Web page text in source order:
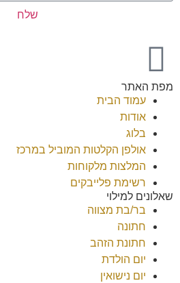
שלח
מפת האתר
עמוד הבית
אודות
בלוג
אולפן הקלטות המוביל במרכז
המלצות מלקוחות
רשימת פלייבקים
שאלונים למילוי
בר/בת מצווה
חתונה
חתונת הזהב
יום הולדת
יום נישואין